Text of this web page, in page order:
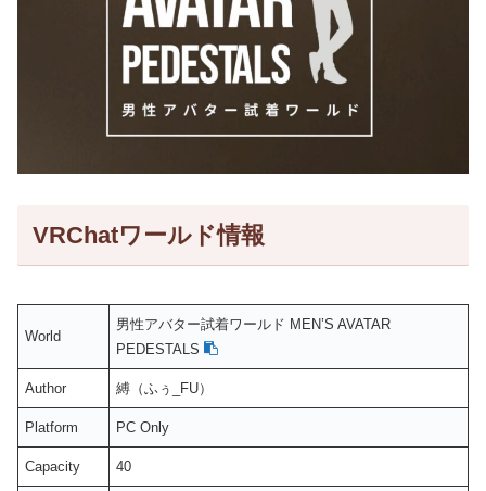
VRChatワールド情報
World
男性アバター試着ワールド MEN’S AVATAR
PEDESTALS
Author 縛（ふぅ_FU）
Platform PC Only
Capacity 40